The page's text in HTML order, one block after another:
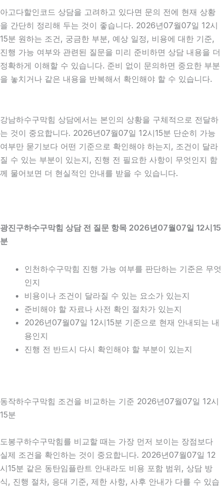
아고다할인코드 상담을 고려하고 있다면 문의 전에 현재 상황
을 간단히 정리해 두는 것이 좋습니다. 2026년07월07일 12시
15분 원하는 조건, 궁금한 부분, 예상 일정, 비용에 대한 기준,
진행 가능 여부와 관련된 질문을 미리 준비하면 상담 내용을 더
정확하게 이해할 수 있습니다. 준비 없이 문의하면 중요한 부분
을 놓치거나 같은 내용을 반복해서 확인해야 할 수 있습니다.
강남하수구막힘 상담에서는 본인의 상황을 구체적으로 전달하
는 것이 중요합니다. 2026년07월07일 12시15분 단순히 가능
여부만 묻기보다 어떤 기준으로 확인해야 하는지, 조건이 달라
질 수 있는 부분이 있는지, 진행 전 필요한 사항이 무엇인지 함
께 물어보면 더 현실적인 안내를 받을 수 있습니다.
광진구하수구막힘 상담 전 질문 항목 2026년07월07일 12시15
분
인천하수구막힘 진행 가능 여부를 판단하는 기준은 무엇
인지
비용이나 조건이 달라질 수 있는 요소가 있는지
준비해야 할 자료나 사전 확인 절차가 있는지
2026년07월07일 12시15분 기준으로 현재 안내되는 내
용인지
진행 전 반드시 다시 확인해야 할 부분이 있는지
동작하수구막힘 조건을 비교하는 기준 2026년07월07일 12시
15분
도봉구하수구막힘를 비교할 때는 가장 먼저 보이는 장점보다
실제 조건을 확인하는 것이 중요합니다. 2026년07월07일 12
시15분 같은 동탄임플란트 안내라도 비용 포함 범위, 상담 방
식, 진행 절차, 응대 기준, 제한 사항, 사후 안내가 다를 수 있습